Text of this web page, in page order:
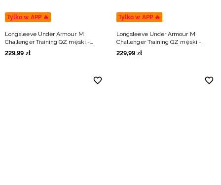
Tylko w APP 🔥
Longsleeve Under Armour M
Challenger Training QZ męski -
szary
229,99 zł
Tylko w APP 🔥
Longsleeve Under Armour M
Challenger Training QZ męski -
czarny
229,99 zł